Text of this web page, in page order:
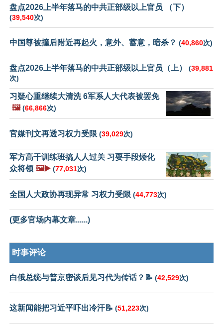
盘点2026上半年落马的中共正部级以上官员 （下）
(39,540次)
中国尊被撞后附近再起火，意外、蓄意，暗杀？ (40,860次)
盘点2026上半年落马的中共正部级以上官员（上） (39,881
次)
习疑心重继续大清洗 6军系人大代表被罢免
🖼️ (66,866次)
官媒刊文再透习权力受限 (39,029次)
军方高干训练班搞人人过关 习耍手段矮化
众将领 🖼️▶️ (77,031次)
全国人大政协再现异常 习权力受限 (44,773次)
(更多官场内幕文章......)
时事评论
白俄总统与普京密谈后见习代为传话？📝 (42,529次)
这新闻能把习近平吓出冷汗📝 (51,223次)